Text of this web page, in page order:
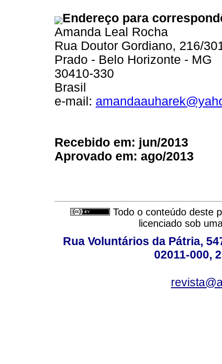
Endereço para
Amanda Leal Rocha
Rua Doutor Gordiano, 216/
Prado - Belo Horizonte - MG
30410-330
Brasil
e-mail:
Recebido em: jun/2013
Aprovado em: ago/2013
Todo o conteúdo deste
licenciado sob
Rua Voluntários da Pátria,
02011-000,